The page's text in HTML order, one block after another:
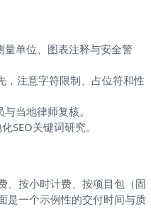
量单位、图表注释与安全警
，注意字符限制、占位符和性
当地律师复核。
SEO关键词研究。
、按小时计费、按项目包（固
是一个示例性的交付时间与质